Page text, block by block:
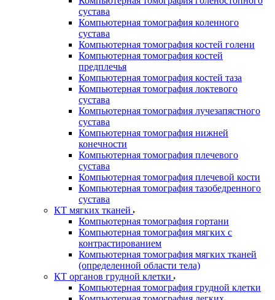
сустава
Компьютерная томография коленного
сустава
Компьютерная томография костей голени
Компьютерная томография костей
предплечья
Компьютерная томография костей таза
Компьютерная томография локтевого
сустава
Компьютерная томография лучезапястного
сустава
Компьютерная томография нижней
конечности
Компьютерная томография плечевого
сустава
Компьютерная томография плечевой кости
Компьютерная томография тазобедренного
сустава
КТ мягких тканей
Компьютерная томография гортани
Компьютерная томография мягких с
контрастированием
Компьютерная томография мягких тканей
(определенной области тела)
КТ органов грудной клетки
Компьютерная томография грудной клетки